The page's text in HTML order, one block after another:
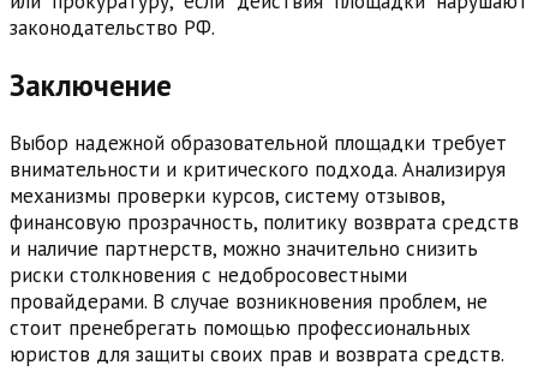
законодательство РФ.
Заключение
Выбор надежной образовательной площадки требует
внимательности и критического подхода. Анализируя
механизмы проверки курсов, систему отзывов,
финансовую прозрачность, политику возврата средств
и наличие партнерств, можно значительно снизить
риски столкновения с недобросовестными
провайдерами. В случае возникновения проблем, не
стоит пренебрегать помощью профессиональных
юристов для защиты своих прав и возврата средств.